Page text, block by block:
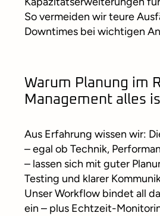
So vermeiden wir teure
Downtimes bei wichtigen
Warum Planung im
Management alles
Aus Erfahrung wissen wir:
– egal ob Technik,
– lassen sich mit guter
Testing und klarer
Unser Workflow bindet all
ein – plus Echtzeit-